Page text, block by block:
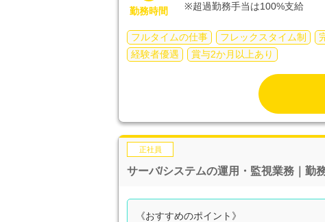
勤務時間
※超過勤務手当は100%支給
フルタイムの仕事 フレックスタイム制
経験者優遇
賞与2か月以上あり
正社員
サーバ/システムの運用・監視業務｜勤
《おすすめのポイント》